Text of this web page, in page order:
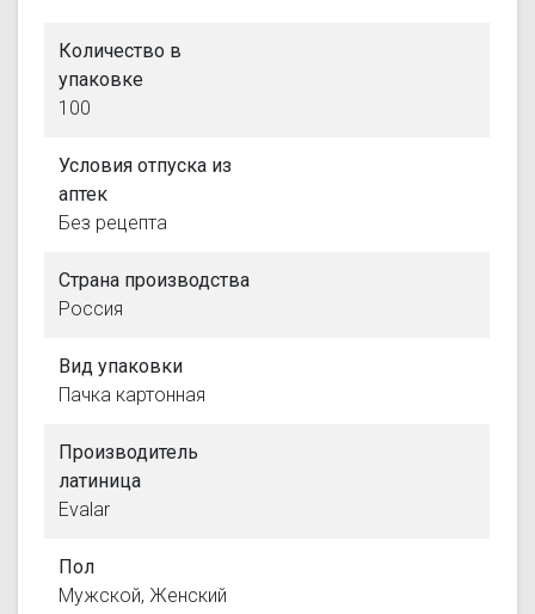
Количество в
упаковке
100
Условия отпуска из
аптек
Без рецепта
Страна производства
Россия
Вид упаковки
Пачка картонная
Производитель
латиница
Evalar
Пол
Мужской, Женский